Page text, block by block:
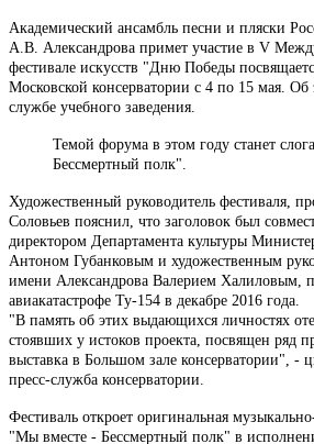
Академический ансамбль песни и пляски
А.В. Александрова примет участие в V
фестивале искусств "Дню Победы
Московской консерватории с 4 по 15 мая.
службе учебного заведения.
Темой форума в этом году станет
Бессмертный полк".
Художественный руководитель фестиваля,
Соловьев пояснил, что заголовок был
директором Департамента культуры
Антоном Губанковым и художественным
имени Александрова Валерием Халиловым,
авиакатастрофе Ту-154 в декабре 2016 года.
"В память об этих выдающихся личностях
стоявших у истоков проекта, посвящен ряд
выставка в Большом зале консерватории", -
пресс-служба консерватории.
Фестиваль откроет оригинальная
"Мы вместе - Бессмертный полк" в